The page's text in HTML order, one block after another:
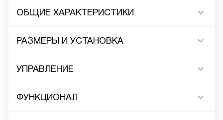
ОБЩИЕ ХАРАКТЕРИСТИКИ
РАЗМЕРЫ И УСТАНОВКА
УПРАВЛЕНИЕ
ФУНКЦИОНАЛ